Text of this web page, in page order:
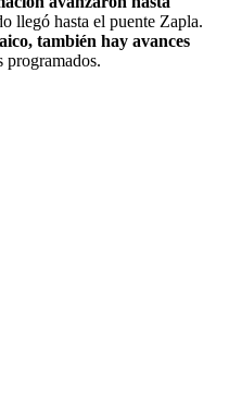
llegó hasta el puente Zapla.
también hay avances
programados.